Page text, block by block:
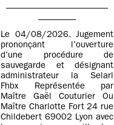
Le 04/08/2026. Jugement
prononçant l’ouverture
d’une procédure de
sauvegarde et désignant
administrateur la Selarl
Fhbx Représentée par
Maître Gaël Couturier Ou
Maître Charlotte Fort 24 rue
Childebert 69002 Lyon avec